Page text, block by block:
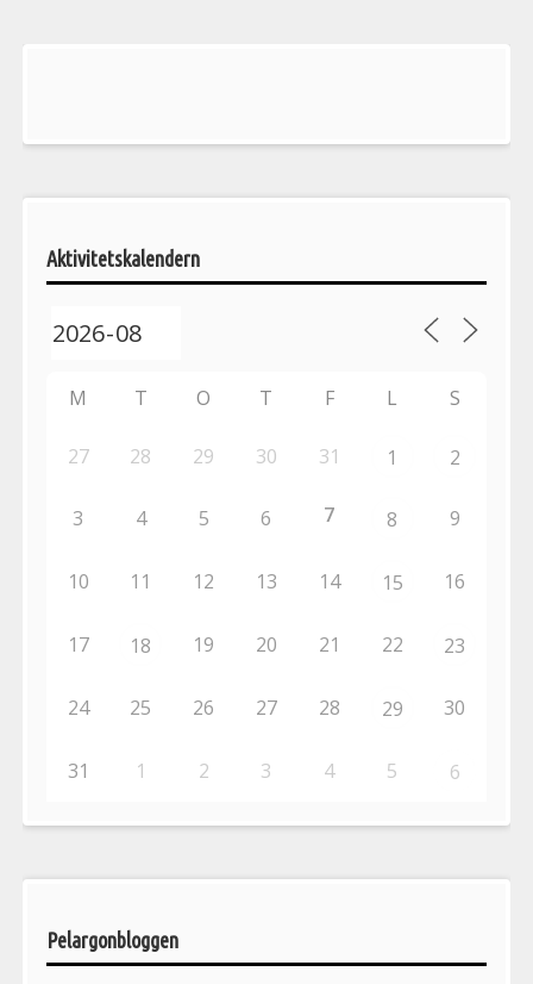
aktiviteter
Aktivitetskalendern
M T O T F L S
27 28 29 30 31 1 2
3 4 5 6 7 8 9
10 11 12 13 14 15 16
17 18 19 20 21 22 23
24 25 26 27 28 29 30
31 1 2 3 4 5 6
Pelargonbloggen